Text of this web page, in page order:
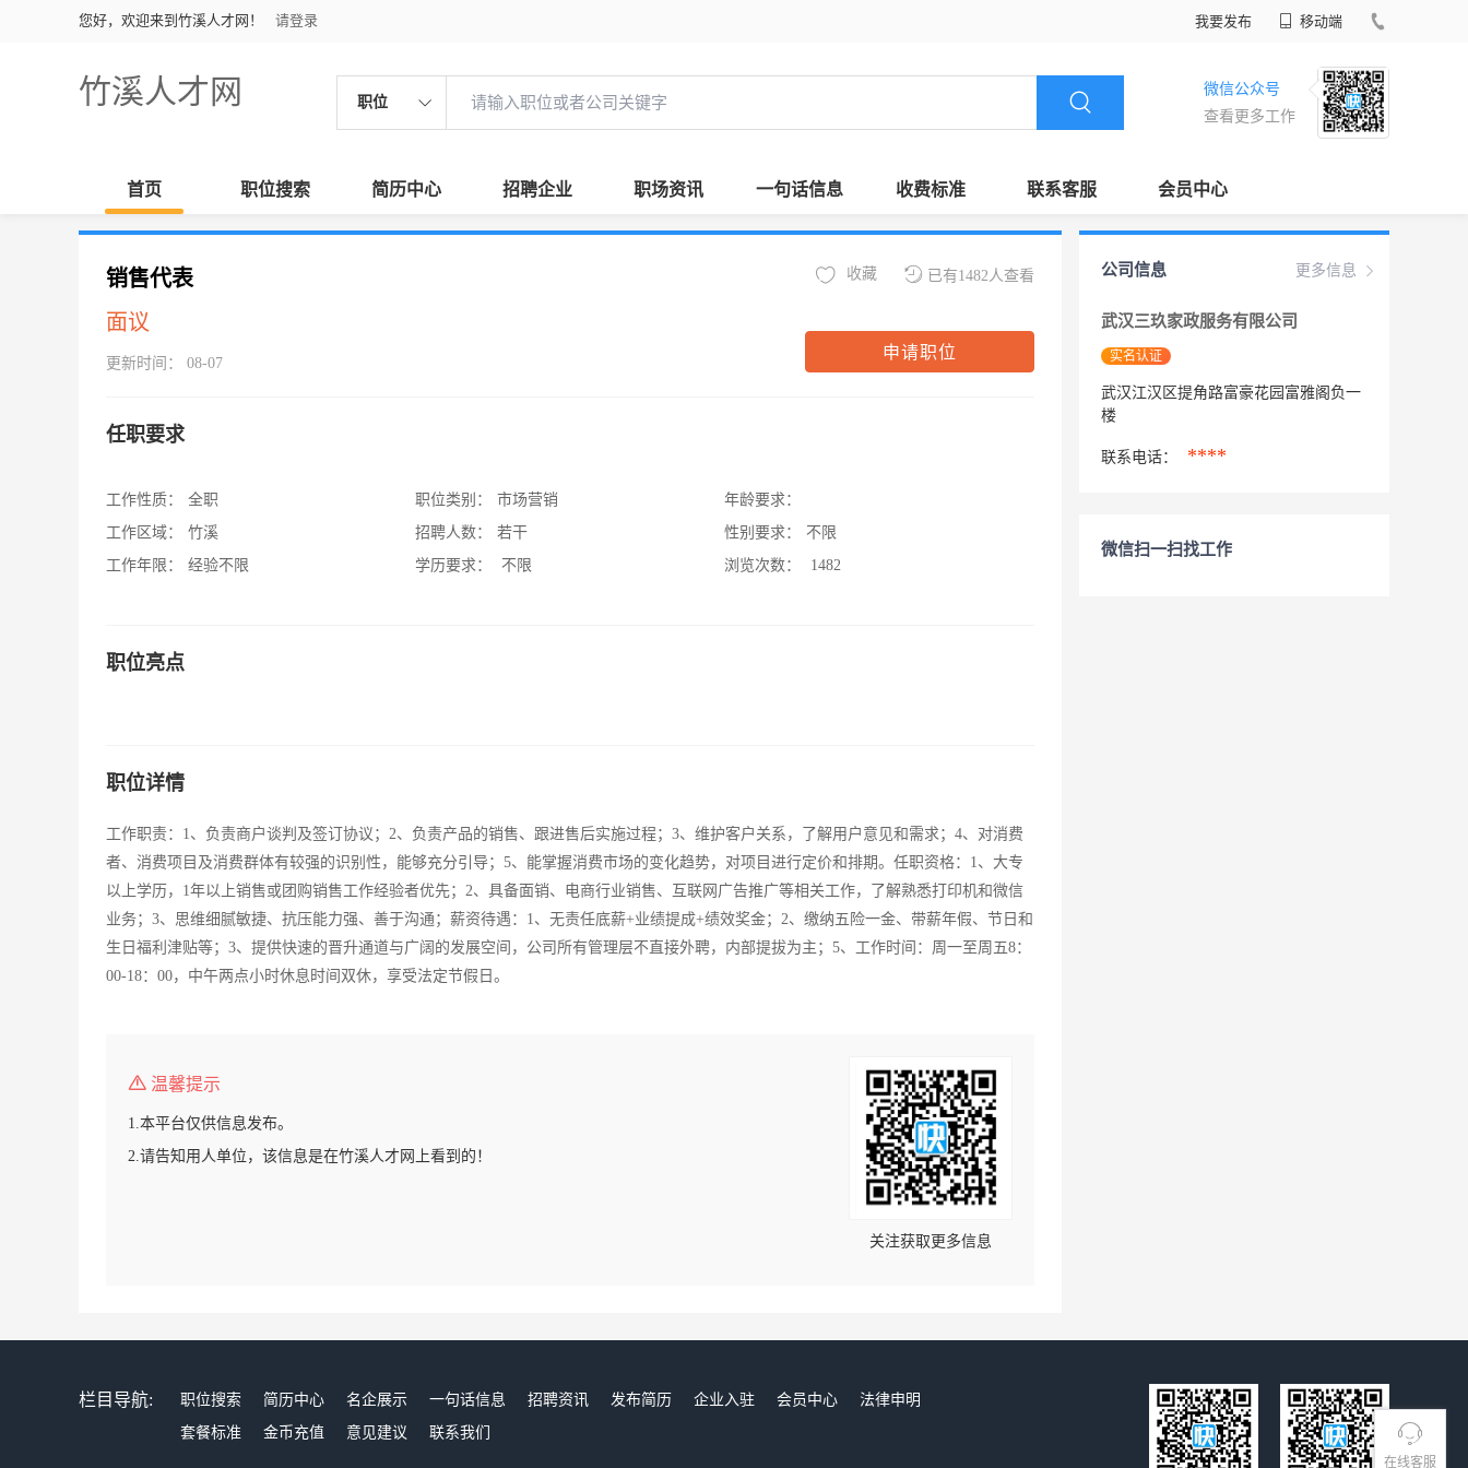
您好，欢迎来到竹溪人才网！ 请登录 我要发布 移动端
竹溪人才网 职位
微信公众号
查看更多工作
首页 职位搜索 简历中心 招聘企业 职场资讯 一句话信息 收费标准 联系客服 会员中心
在线客服
销售代表
面议
更新时间： 08-07
已有1482人查看
收藏
申请职位
任职要求
工作性质：
全职
工作区域：
竹溪
工作年限：
经验不限
职位类别：
市场营销
招聘人数：
若干
学历要求：
不限
年龄要求：
性别要求：
不限
浏览次数：
1482
职位亮点
职位详情
工作职责：1、负责商户谈判及签订协议；2、负责产品的销售、跟进售后实施过程；3、维护客户关系，了解用户意见和需求；4、对消费
者、消费项目及消费群体有较强的识别性，能够充分引导；5、能掌握消费市场的变化趋势，对项目进行定价和排期。任职资格：1、大专
以上学历，1年以上销售或团购销售工作经验者优先；2、具备面销、电商行业销售、互联网广告推广等相关工作，了解熟悉打印机和微信
业务；3、思维细腻敏捷、抗压能力强、善于沟通；薪资待遇：1、无责任底薪+业绩提成+绩效奖金；2、缴纳五险一金、带薪年假、节日和
生日福利津贴等；3、提供快速的晋升通道与广阔的发展空间，公司所有管理层不直接外聘，内部提拔为主；5、工作时间：周一至周五8：
00-18：00，中午两点小时休息时间双休，享受法定节假日。
温馨提示
1.本平台仅供信息发布。
2.请告知用人单位，该信息是在竹溪人才网上看到的！
关注获取更多信息
更多信息
公司信息
武汉三玖家政服务有限公司
实名认证
武汉江汉区提角路富豪花园富雅阁负一
楼
联系电话： ****
微信扫一扫找工作
栏目导航: 职位搜索 简历中心 名企展示 一句话信息 招聘资讯 发布简历 企业入驻 会员中心
法律申明
套餐标准
金币充值 意见建议 联系我们